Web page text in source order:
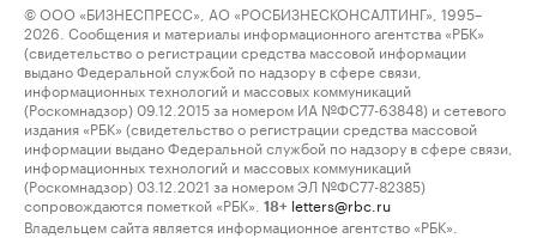
© ООО «БИЗНЕСПРЕСС», АО «РОСБИЗНЕСКОНСАЛТИНГ», 1995–
2026. Сообщения и материалы информационного агентства «РБК»
(свидетельство о регистрации средства массовой информации
выдано Федеральной службой по надзору в сфере связи,
информационных технологий и массовых коммуникаций
(Роскомнадзор) 09.12.2015 за номером ИА №ФС77-63848) и сетевого
издания «РБК» (свидетельство о регистрации средства массовой
информации выдано Федеральной службой по надзору в сфере связи,
информационных технологий и массовых коммуникаций
(Роскомнадзор) 03.12.2021 за номером ЭЛ №ФС77-82385)
сопровождаются пометкой «РБК».
18+ letters@rbc.ru
Владельцем сайта является информационное агентство «РБК».